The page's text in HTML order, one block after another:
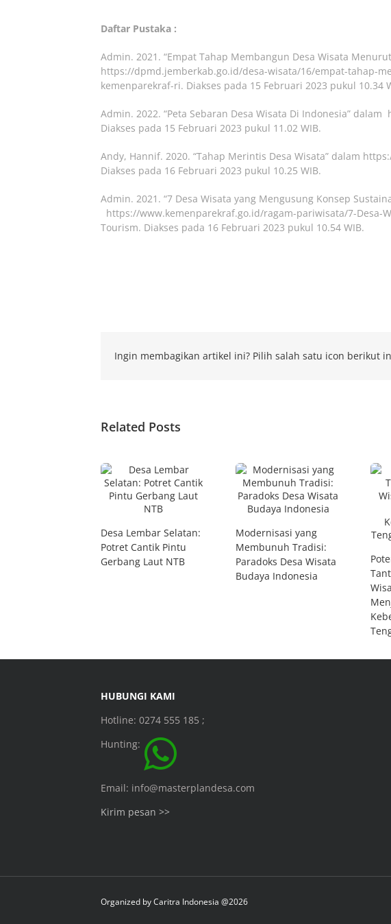
Daftar Pustaka :
Admin. 2021. “Empat Tahap Membangun Desa Wisata
https://dpmd.jemberkab.go.id/desa-wisata/16/empat-tahap-
kemenparekraf-ri. Diakses pada 15 Februari 2023 pukul 10.34
Admin. 2022. “Peta Sebaran Desa Wisata Di Indonesia”
Diakses pada 15 Februari 2023 pukul 11.02 WIB.
Andy, Hannif. 2020. “Tahap Merintis Desa Wisata” dalam
Diakses pada 16 Februari 2023 pukul 10.25 WIB.
Admin. 2021. “7 Desa Wisata yang Mengusung Konsep
https://www.kemenparekraf.go.id/ragam-pariwisata/7-Desa-
Tourism. Diakses pada 16 Februari 2023 pukul 10.54 WIB.
Ingin membagikan artikel ini? Pilih salah satu icon berikut
Related Posts
Desa Lembar Selatan:
Potret Cantik Pintu
Gerbang Laut NTB
Modernisasi yang
Membunuh Tradisi:
Paradoks Desa Wisata
Budaya Indonesia
HUBUNGI KAMI
Hotline: 0274 555 185 ;
Hunting:
Email: info@masterplandesa.com
Kirim pesan >>
Organized byCaritra Indonesia @2026